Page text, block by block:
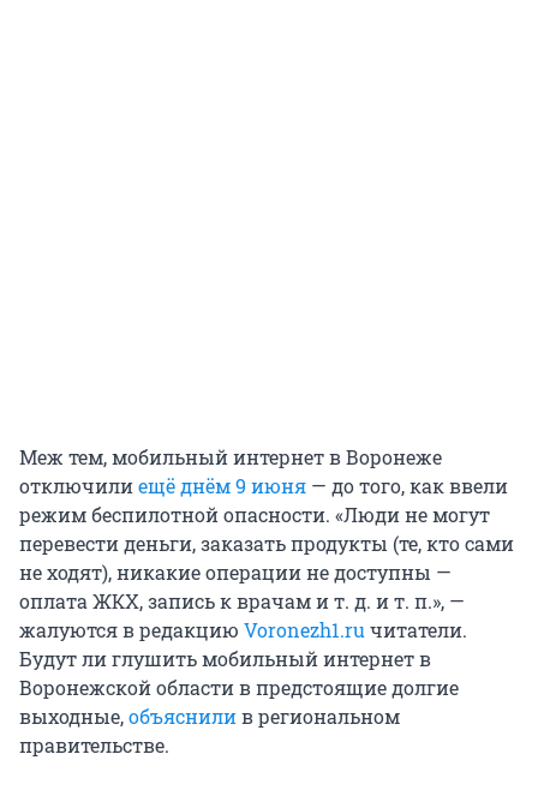
Меж тем, мобильный интернет в Воронеже
отключилиещё днём 9 июня — до того, как ввели
режим беспилотной опасности. «Люди не могут
перевести деньги, заказать продукты (те, кто сами
не ходят), никакие операции не доступны —
оплата ЖКХ, запись к врачам и т. д. и т. п.», —
жалуются в редакцию Voronezh1.ruчитатели.
Будут ли глушить мобильный интернет в
Воронежской области в предстоящие долгие
выходные,объяснилив региональном
правительстве.